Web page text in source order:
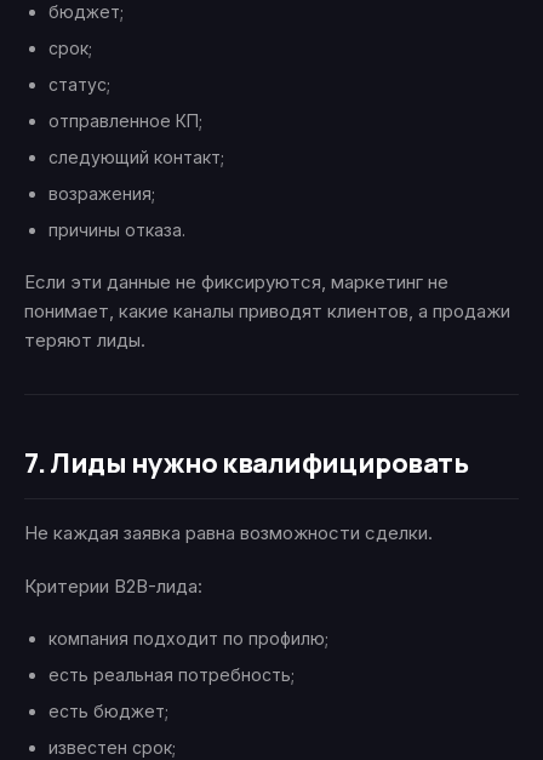
бюджет;
срок;
статус;
отправленное КП;
следующий контакт;
возражения;
причины отказа.
Если эти данные не фиксируются, маркетинг не
понимает, какие каналы приводят клиентов, а продажи
теряют лиды.
7. Лиды нужно квалифицировать
Не каждая заявка равна возможности сделки.
Критерии B2B-лида:
компания подходит по профилю;
есть реальная потребность;
есть бюджет;
известен срок;